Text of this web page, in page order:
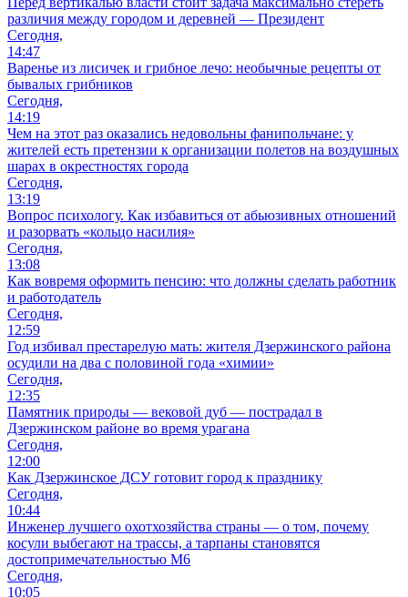
различия между городом и деревней — Президент
Сегодня,
14:47
Варенье из лисичек и грибное лечо: необычные рецепты от
бывалых грибников
Сегодня,
14:19
Чем на этот раз оказались недовольны фанипольчане: у
жителей есть претензии к организации полетов на воздушных
шарах в окрестностях города
Сегодня,
13:19
Вопрос психологу. Как избавиться от абьюзивных отношений
и разорвать «кольцо насилия»
Сегодня,
13:08
Как вовремя оформить пенсию: что должны сделать работник
и работодатель
Сегодня,
12:59
Год избивал престарелую мать: жителя Дзержинского района
осудили на два с половиной года «химии»
Сегодня,
12:35
Памятник природы — вековой дуб — пострадал в
Дзержинском районе во время урагана
Сегодня,
12:00
Как Дзержинское ДСУ готовит город к празднику
Сегодня,
10:44
Инженер лучшего охотхозяйства страны — о том, почему
косули выбегают на трассы, а тарпаны становятся
достопримечательностью М6
Сегодня,
10:05